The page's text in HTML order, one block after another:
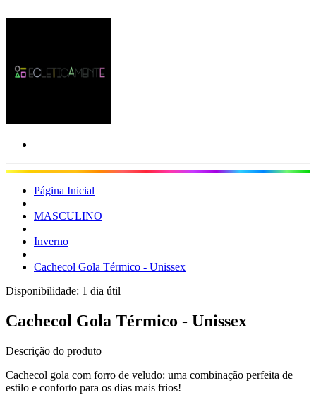
Página Inicial
MASCULINO
Inverno
Cachecol Gola Térmico - Unissex
Disponibilidade: 1 dia útil
Cachecol Gola Térmico - Unissex
Descrição do produto
Cachecol gola com forro de veludo: uma combinação perfeita de
estilo e conforto para os dias mais frios!